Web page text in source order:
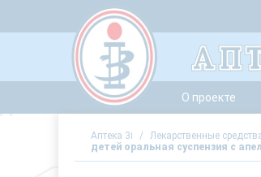
О проекте
Аптека 3i / Лекарственные
детей оральная суспензия с